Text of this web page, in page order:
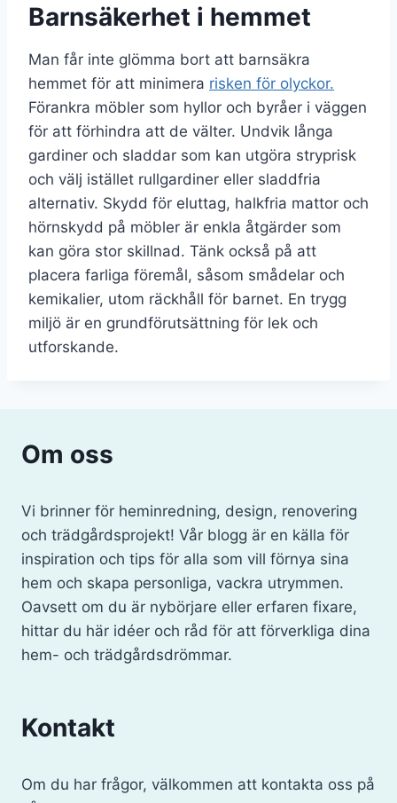
Barnsäkerhet i hemmet
Man får inte glömma bort att barnsäkra
hemmet för att minimera risken för olyckor.
Förankra möbler som hyllor och byråer i väggen
för att förhindra att de välter. Undvik långa
gardiner och sladdar som kan utgöra stryprisk
och välj istället rullgardiner eller sladdfria
alternativ. Skydd för eluttag, halkfria mattor och
hörnskydd på möbler är enkla åtgärder som
kan göra stor skillnad. Tänk också på att
placera farliga föremål, såsom smådelar och
kemikalier, utom räckhåll för barnet. En trygg
miljö är en grundförutsättning för lek och
utforskande.
Om oss
Vi brinner för heminredning, design, renovering
och trädgårdsprojekt! Vår blogg är en källa för
inspiration och tips för alla som vill förnya sina
hem och skapa personliga, vackra utrymmen.
Oavsett om du är nybörjare eller erfaren fixare,
hittar du här idéer och råd för att förverkliga dina
hem- och trädgårdsdrömmar.
Kontakt
Om du har frågor, välkommen att kontakta oss på